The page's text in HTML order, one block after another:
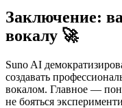
Заключение:
вокалу 🚀
Suno AI
создавать
вокалом. Главное —
не бояться